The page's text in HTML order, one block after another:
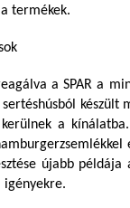
termékek.
a SPAR a
készült
a
újabb példája
igényekre.